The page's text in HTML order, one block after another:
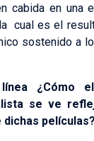
cabida en una
cual es el
sostenido a
¿Cómo
se ve
películas?